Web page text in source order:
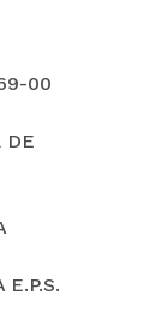
00
DE